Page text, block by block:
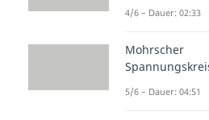
und dem
4/6 – Dauer: 02:33
Mohrscher
5/6 – Dauer: 04:51